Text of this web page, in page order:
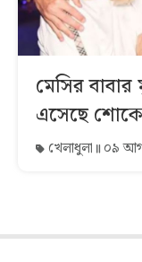
মেসির
এসেছে
খেলাধুলা ০৯